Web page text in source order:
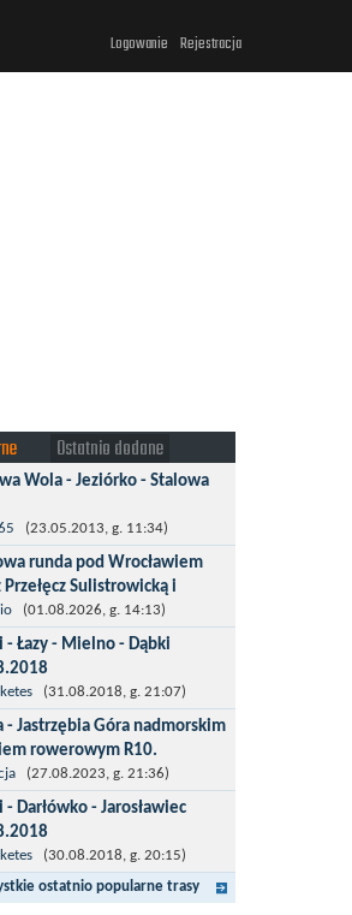
Logowanie Rejestracja
Ostatnio dodane
Wola - Jeziórko - Stalowa
wypad troszeczkę po lesie
po asfalcie , do wsi której już nie
siarki również nie ma , a ci
okres...
(23.05.2013, g. 11:34)
runda pod Wrocławiem
Przełęcz Sulistrowicką i
szosowa runda pod
raczej płaska z jednym
podjazdem na Przełęcz
od strony Olesznej. To
na...
(01.08.2026, g. 14:13)
- Łazy - Mielno - Dąbki
Łaz niemal w całości prowadzi
asfaltową ścieżkę
(od Dąbek do Iwięcina
drogi 203). Niestety jest to
(31.08.2018, g. 21:07)
- Jastrzębia Góra nadmorskim
rowerowym R10.
Szlak Rowerowy R-
częścią sieci EuroVelo.
wzdłuż brzegu dookoła
Bałtyckiego. Trasa liczy w sumie
8500...
(27.08.2023, g. 21:36)
- Darłówko - Jarosławiec
Dąbkach, dalej do Darłowa
ścieżką rowerową (niekiedy
rowerową), gdzie na pierwszym
(30.08.2018, g. 20:15)
ostatnio popularne trasy